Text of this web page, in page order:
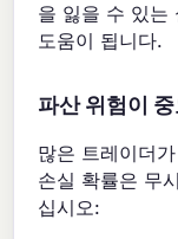
을 잃을 수 있는
도움이 됩니다.
파산 위험이
많은 트레이더
손실 확률은 무
십시오: